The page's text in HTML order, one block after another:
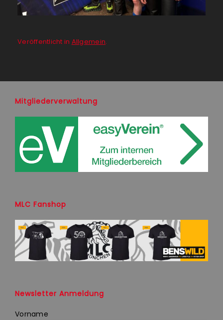
Veröffentlicht in Allgemein.
Mitgliederverwaltung
MLC Fanshop
Newsletter Anmeldung
Vorname